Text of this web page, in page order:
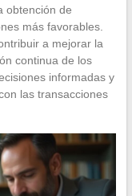
obtención de
más favorables.
a mejorar la
continua de los
informadas y
las transacciones